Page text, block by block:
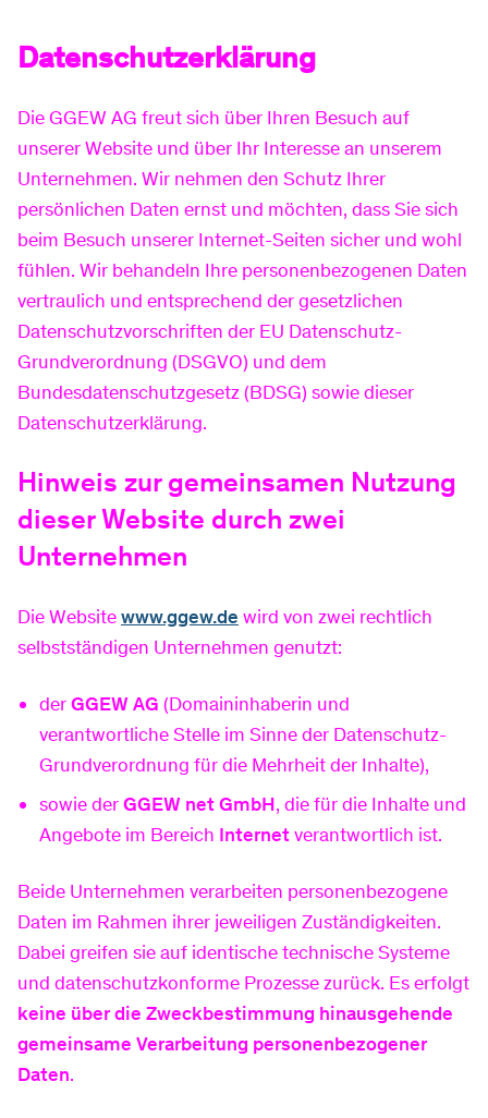
Grundversorgung Strom
Informationen
Häufige Fragen zu Strom
Stromrechnung verstehen
Smart Meter
Strom einspeisen
Arten Stromzähler
Informationen
Gasrechnung verstehen
Verhalten bei Gasgeruch
Wärmepumpen Stromtarif
Heizung mieten
Nahwärme
Produkte
PV-Anlagen kaufen
PV-Anlage mieten
Informationen
Strom einspeisen
Einspeisevergütung
Veröffentlichungen
Freifläche vermieten
Wasser
Produkte
Bergstraße
Ried
Wasserrechnung verstehen
E-Mobilität
Produkte
Wallboxen
Ladekarte
E-CarSharing
Informationen
Ladepunkte Bergstraße
Internet
Produkte
Glasfaser-Tarife
Mission 40 %
DSL-Tarife
Business-Tarife
Ausbau an der Bergstraße
Produktinformationsblätter
Service
Meine GGEW
Kundenportal
Zählerstand erfassen
Defekte Straßenlampe melden
Vertrag widerrufen
Newsletter
Bad & See
Schwimmbad
Basinus-Bad
Kurse
Öffnungszeiten
Preise
Über uns
Karriere
Aktuelles
Datenschutzerklärung
Die GGEW AG freut sich über Ihren Besuch auf
unserer Website und über Ihr Interesse an unserem
Unternehmen. Wir nehmen den Schutz Ihrer
persönlichen Daten ernst und möchten, dass Sie sich
beim Besuch unserer Internet-Seiten sicher und wohl
fühlen. Wir behandeln Ihre personenbezogenen Daten
vertraulich und entsprechend der gesetzlichen
Datenschutzvorschriften der EU Datenschutz-
Grundverordnung (DSGVO) und dem
Bundesdatenschutzgesetz (BDSG) sowie dieser
Datenschutzerklärung.
Hinweis zur gemeinsamen Nutzung
dieser Website durch zwei
Unternehmen
Die Websitewww.ggew.de wird von zwei rechtlich
selbstständigen Unternehmen genutzt:
derGGEW AG (Domaininhaberin und
verantwortliche Stelle im Sinne der Datenschutz-
Grundverordnung für die Mehrheit der Inhalte),
sowie derGGEW net GmbH, die für die Inhalte und
Angebote im Bereich Internetverantwortlich ist.
Beide Unternehmen verarbeiten personenbezogene
Daten im Rahmen ihrer jeweiligen Zuständigkeiten.
Dabei greifen sie auf identische technische Systeme
und datenschutzkonforme Prozesse zurück. Es erfolgt
keine über die Zweckbestimmung hinausgehende
gemeinsame Verarbeitung personenbezogener
Daten.